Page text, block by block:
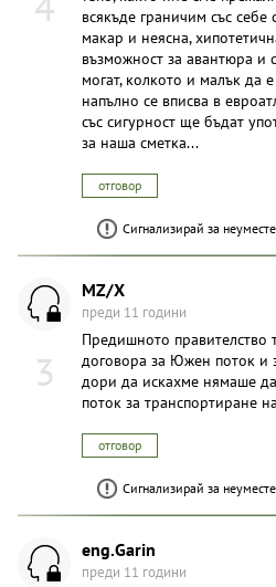
всякъде граничим със
макар и неясна,
възможност за авантюра и
могат, колкото и малък да
напълно се вписва в
със сигурност ще бъдат
за наша сметка...
отговор
Сигнализирай за
3
MZ/X
преди 11 години
Предишното правителство
договора за Южен поток и
дори да искахме нямаше
поток за транспортиране
отговор
Сигнализирай за
eng.Garin
преди 11 години